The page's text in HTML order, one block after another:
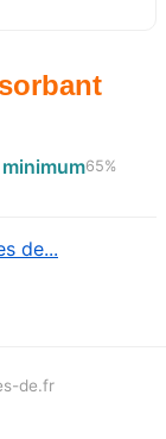
65%
de...
de.fr